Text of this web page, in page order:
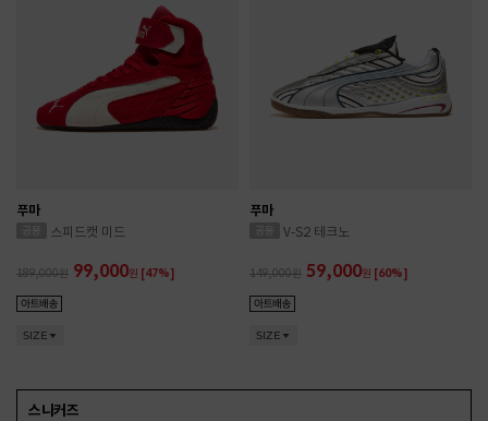
푸마
스피드캣 미드
189,000 99,000원 [47%]
SIZE
푸마
V-S2 테크노
149,000 59,000원 [60%]
SIZE
스니커즈